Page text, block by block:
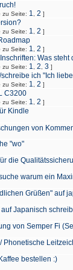
zu Seite: 1 2 ]
zu Seite: 1 2 ]
zu Seite: 1 2 ]
Was steht
zu Seite: 1 2 3 ]
ich "Ich
zu Seite: 1 2 ]
C3200
zu Seite: 1 2 ]
Kindle
von
"wo"
die
warum ein
Grüßen" auf
auf Japanisch
von Semper Fi
Phonetische
bestellen :)